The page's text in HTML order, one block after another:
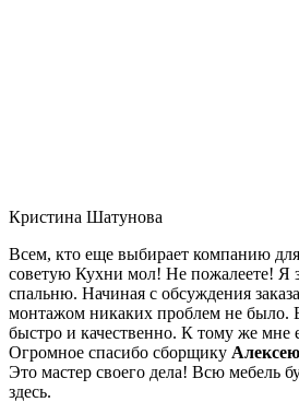
Кристина Шатунова
Всем, кто еще выбирает компанию
советую Кухни мол! Не пожалеете! Я
спальню. Начиная с обсуждения
монтажом никаких проблем не было.
быстро и качественно. К тому же мне
Огромное спасибо сборщику Алексею
Это мастер своего дела! Всю мебель
здесь.